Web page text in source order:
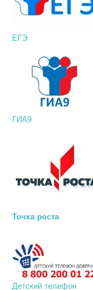
ЕГЭ
ГИА9
Точка роста
Детский телефон